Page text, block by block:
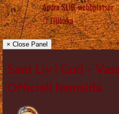
Andra SLIG-webbplatser
Tillbaka
× Close Panel
Sant Liv i Gud –
Officiell hemsida